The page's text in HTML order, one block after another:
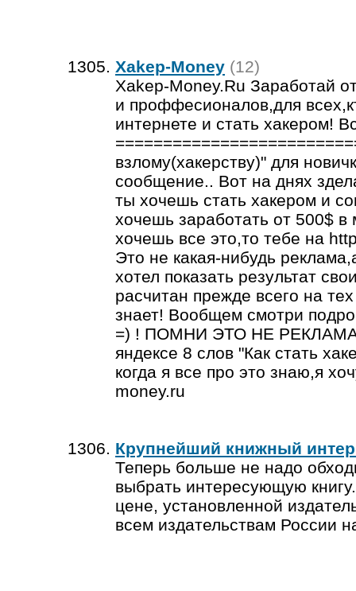
Xakep-Money (12)
Xakep-Money.Ru Заработай
и проффесионалов,для
интернете и стать хакером!
взлому(хакерству)" для
сообщение.. Вот на днях
ты хочешь стать хакером и
хочешь заработать от 500$
хочешь все это,то тебе на
Это не какая-нибудь
хотел показать результат
расчитан прежде всего на
знает! Вообщем смотри
=) ! ПОМНИ ЭТО НЕ РЕКЛАМА!
яндексе 8 слов "Как стать
когда я все про это знаю,я
money.ru
Крупнейший книжный
Теперь больше не надо
выбрать интересующую
цене, установленной
всем издательствам России